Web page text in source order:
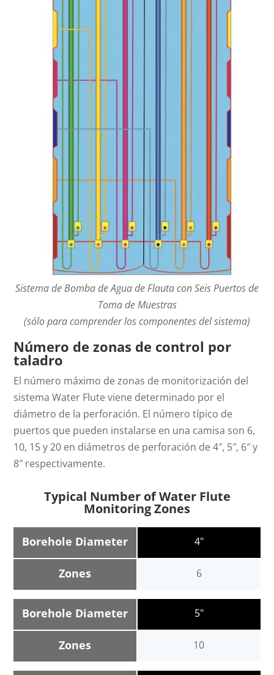
Sistema de Bomba de Agua de Flauta con Seis Puertos de
Toma de Muestras
(sólo para comprender los componentes del sistema)
Número de zonas de control por
taladro
El número máximo de zonas de monitorización del
sistema Water Flute viene determinado por el
diámetro de la perforación. El número típico de
puertos que pueden instalarse en una camisa son 6,
10, 15 y 20 en diámetros de perforación de 4″, 5″, 6″ y
8″ respectivamente.
Typical Number of Water Flute
Monitoring Zones
Borehole Diameter
Zones
4"
6
Borehole Diameter
Zones
5"
10